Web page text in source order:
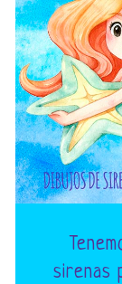
sirenas